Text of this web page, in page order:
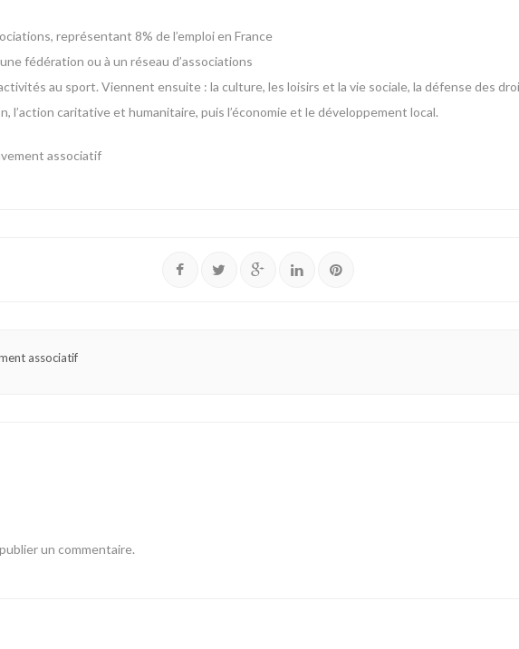
représentant 8% de l’emploi en France
fédération ou à un réseau d’associations
au sport. Viennent ensuite : la culture, les loisirs et la vie sociale, la défense des
l’action caritative et humanitaire, puis l’économie et le développement local.
associatif
associatif
un commentaire.